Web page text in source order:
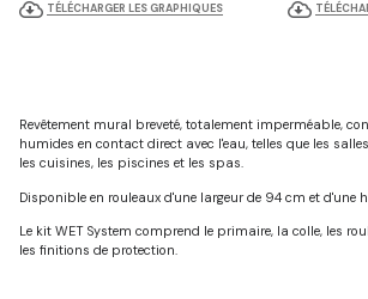
TÉLÉCHARGER LES GRAPHIQUES
Revêtement mural breveté, totalement imperméable,
humides en contact direct avec l'eau, telles que les
les cuisines, les piscines et les spas.
Disponible en rouleaux d'une largeur de 94 cm et d'une
Le kit WET System comprend le primaire, la colle, les
les finitions de protection.